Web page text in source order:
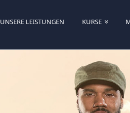
UNSERE LEISTUNGEN KURSE